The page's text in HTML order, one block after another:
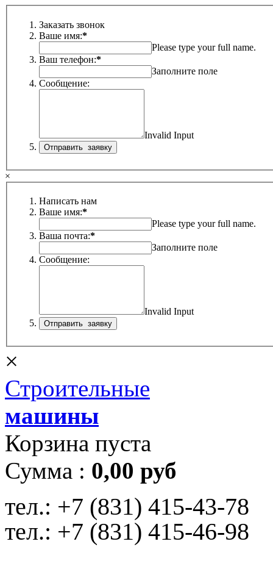
Заказать звонок
Ваше имя:*
Please type your full name.
Ваш телефон:*
Заполните поле
Сообщение:
Invalid Input
×
Написать нам
Ваше имя:*
Please type your full name.
Ваша почта:*
Заполните поле
Сообщение:
Invalid Input
×
Строительные
машины
Корзина пуста
Сумма : 0,00 руб
тел.: +7 (831) 415-43-78
тел.: +7 (831) 415-46-98